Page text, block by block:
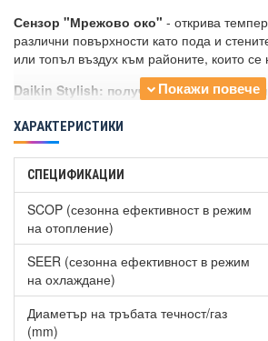
Сензор "Мрежово око" - открива
различни повърхности като пода и
или топъл въздух към районите, които се
Daikin Stylish: получавате премиум
Отличен дизайн.
Интелигентни технологии.
Най-доброто климатично решение
Най-компактното стенно тяло в
Максимална ефективност, най-
надеждност и интелигентно
Чист въздух, тишина и
Цветни предложения - този модел се
нестандартен цвят черно дърво.
Daikin FTXA42BT/RXA42B BLACKWOOD
Клас A++съчетава в себе си
черното и красивото, топло излъчване
ХАРАКТЕРИСТИКИ
СПЕЦИФИКАЦИИ
SCOP (сезонна ефективност в режим
на отопление)
SEER (сезонна ефективност в режим
на охлаждане)
Диаметър на тръбата течност/газ
(mm)